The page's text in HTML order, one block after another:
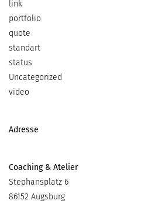
link
portfolio
quote
standart
status
Uncategorized
video
Adresse
Coaching & Atelier
Stephansplatz 6
86152 Augsburg